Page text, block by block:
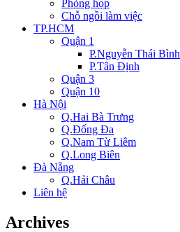
Phòng họp
Chỗ ngồi làm việc
TP.HCM
Quận 1
P.Nguyễn Thái Bình
P.Tân Định
Quận 3
Quận 10
Hà Nội
Q.Hai Bà Trưng
Q.Đống Đa
Q.Nam Từ Liêm
Q.Long Biên
Đà Nẵng
Q.Hải Châu
Liên hệ
Archives